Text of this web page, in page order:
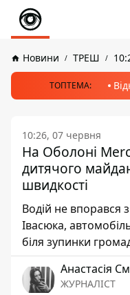
Новини ТРЕШ
ТОПТЕМА:
10:26, 07 червня
На Оболоні
дитячого
швидкості
Водій не впорався
Івасюка,
біля зупинки
Анастасія
ЖУРНАЛІСТ